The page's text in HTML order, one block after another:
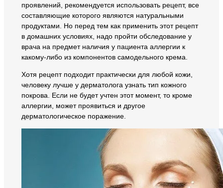
проявлений, рекомендуется использовать рецепт, все
составляющие которого являются натуральными
продуктами. Но перед тем как применить этот рецепт
в домашних условиях, надо пройти обследование у
врача на предмет наличия у пациента аллергии к
какому-либо из компонентов самодельного крема.
Хотя рецепт подходит практически для любой кожи,
человеку лучше у дерматолога узнать тип кожного
покрова. Если не будет учтен этот момент, то кроме
аллергии, может проявиться и другое
дерматологическое поражение.